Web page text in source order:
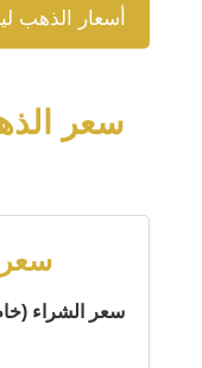
أسعار الذهب ليوم 17
سعر
سعر
سعر الشراء (خام):